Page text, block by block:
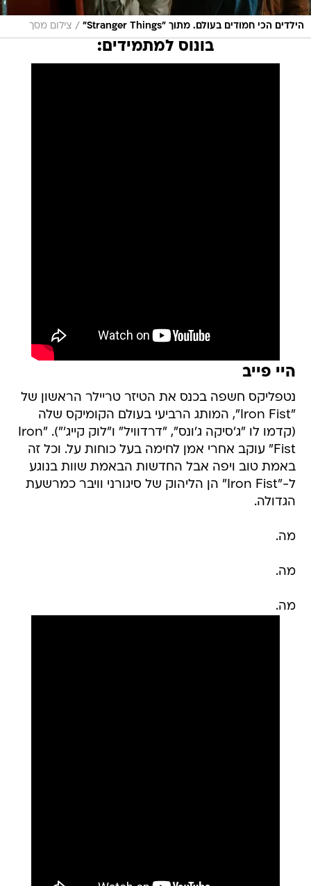
הילדים הכי חמודים בעולם. מתוך "Stranger Things" / צילום מסך
בונוס למתמידים:
היי פייב
נטפליקס חשפה בכנס את הטיזר טריילר הראשון של
"Iron Fist", המותג הרביעי בעולם הקומיקס שלה
(קדמו לו "ג'סיקה ג'ונס", "דרדוויל" ו"לוק קייג'"). "Iron
Fist" עוקב אחרי אמן לחימה בעל כוחות על. וכל זה
באמת טוב ויפה אבל החדשות הבאמת שוות בנוגע
ל-"Iron Fist" הן הליהוק של סיגורני וויבר כמרשעת
הגדולה.
מה.
מה.
מה.